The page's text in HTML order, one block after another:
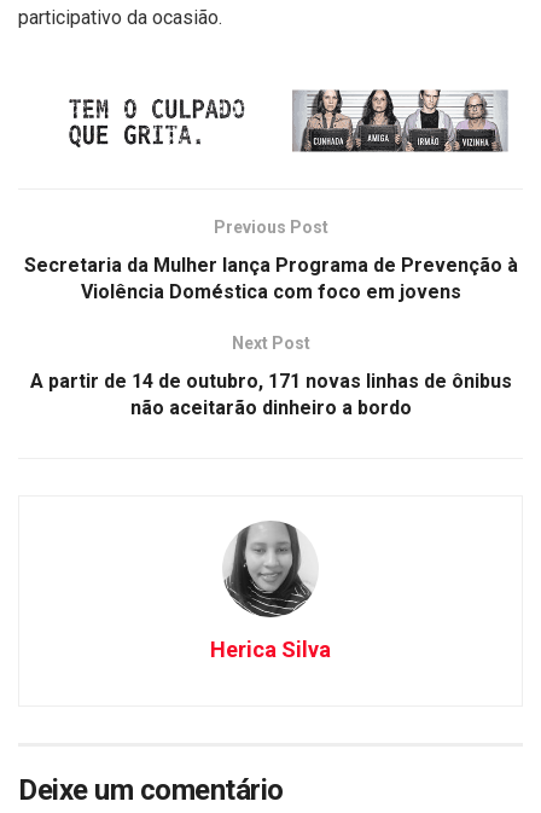
participativo da ocasião.
Previous Post
Secretaria da Mulher lança Programa de Prevenção à
Violência Doméstica com foco em jovens
Next Post
A partir de 14 de outubro, 171 novas linhas de ônibus
não aceitarão dinheiro a bordo
Herica Silva
Deixe um comentário